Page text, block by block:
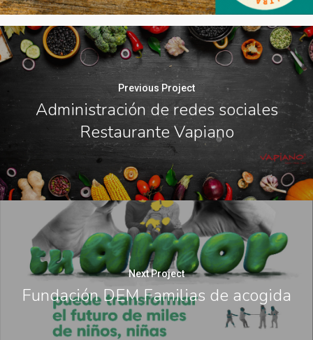
Previous Project
Administración de redes sociales
Restaurante Vapiano
Next Project
Fundación DEM Familias de acogida